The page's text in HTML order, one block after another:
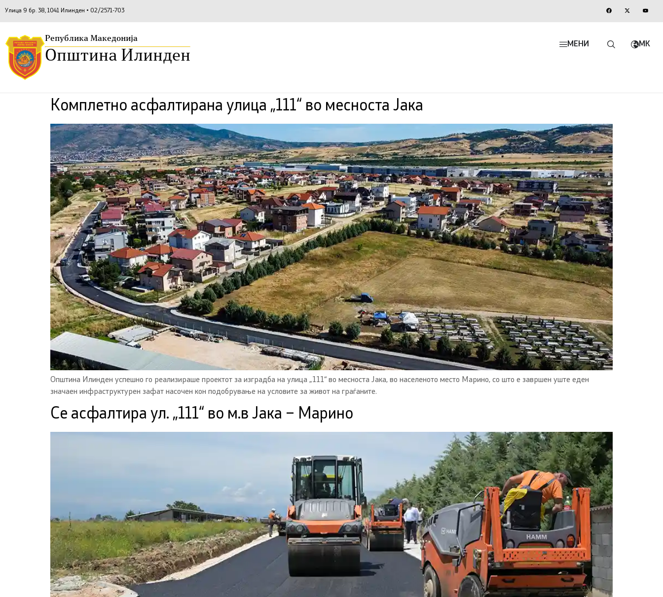
Улица 9 бр. 38, 1041 Илинден • 02/2571-703
Република Македонија
Општина Илинден
МЕНИ MK
Комплетно асфалтирана улица „111“ во месноста Јака
Општина Илинден успешно го реализираше проектот за изградба на улица „111“ во месноста Јака, во населеното место Марино, со што е завршен уште еден
значаен инфраструктурен зафат насочен кон подобрување на условите за живот на граѓаните.
Се асфалтира ул. „111“ во м.в Јака – Марино